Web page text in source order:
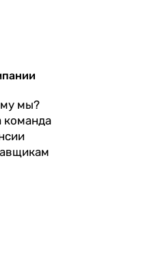
мы?
команда